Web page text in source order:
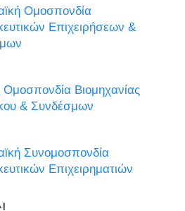
Ομοσπονδία
Επιχειρήσεων &
Ομοσπονδία Βιομηχανίας
& Συνδέσμων
Συνομοσπονδία
Επιχειρηματιών